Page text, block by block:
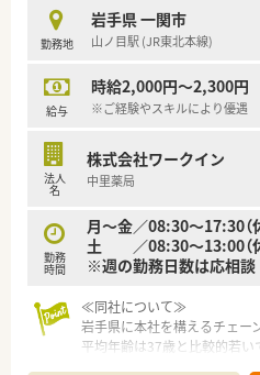
処方箋枚数は1日約100枚前後
い業務負担の環境です！
★転居を伴う異動がなく、地
★若手でスキルに不安があり
★ヘルプ対応に抵抗がない方
★頑張った分だけ給与を受け
勤務地
岩手県 一関市
山ノ目駅 (JR東北本線)
給与
時給2,000円～2,300円
※ご経験やスキルにより優遇
法人
名
株式会社ワークイン
中里薬局
勤務
時間
月～金／08:30～17:30（
土 ／08:30～13:00（休
※週の勤務日数は応相談
≪同社について≫
岩手県に本社を構えるチェー
平均年齢は37歳と比較的若い